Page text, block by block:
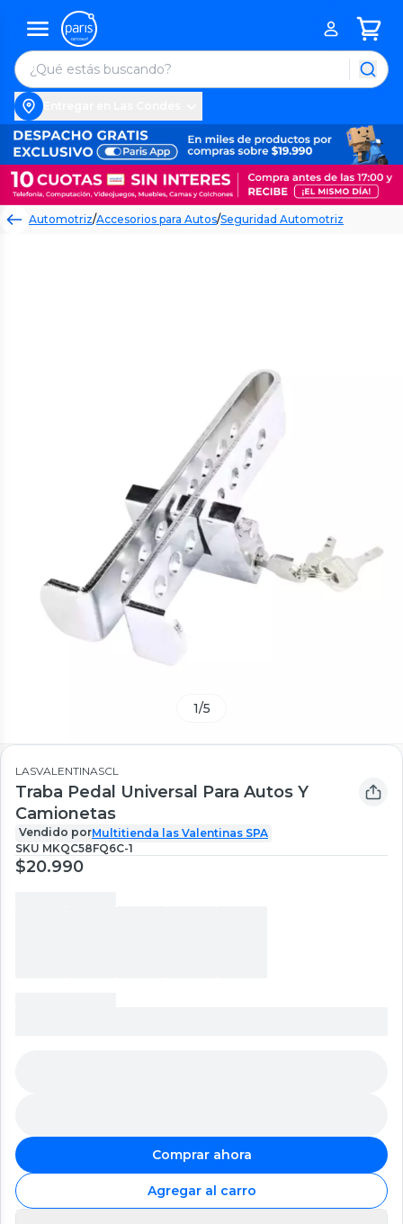
Automotriz/Accesorios para Autos/Seguridad Automotriz
1/5
LASVALENTINASCL
Traba Pedal Universal Para Autos Y
Camionetas
Vendido porMultitienda las Valentinas SPA
SKU MKQC58FQ6C-1
$20.990
Comprar ahora
Agregar al carro